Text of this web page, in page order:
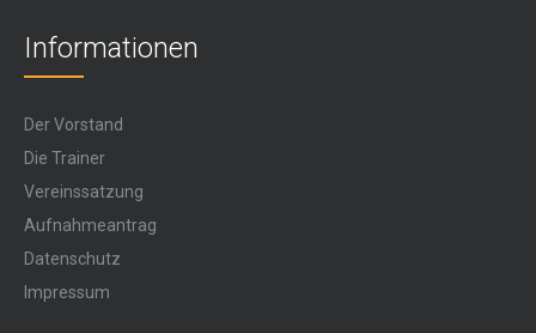
Informationen
Der Vorstand
Die Trainer
Vereinssatzung
Aufnahmeantrag
Datenschutz
Impressum